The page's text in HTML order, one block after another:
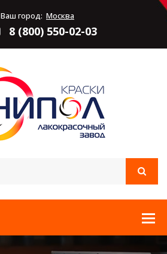
Ваш город: Москва
8 (800) 550-02-03